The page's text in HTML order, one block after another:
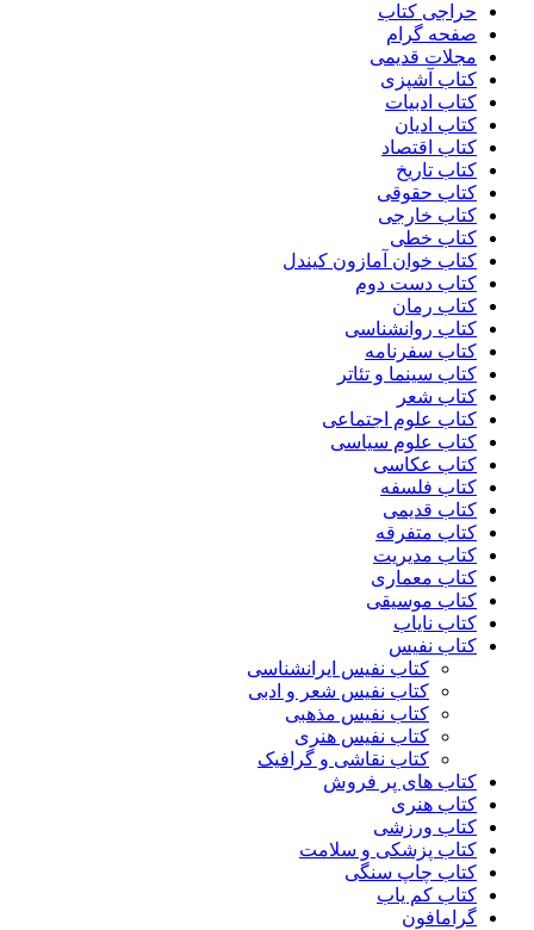
حراجی کتاب
صفحه گرام
مجلات قدیمی
کتاب آشپزی
کتاب ادبیات
کتاب ادیان
کتاب اقتصاد
کتاب تاریخ
کتاب حقوقی
کتاب خارجی
کتاب خطی
کتاب خوان آمازون کیندل
کتاب دست دوم
کتاب رمان
کتاب روانشناسی
کتاب سفرنامه
کتاب سینما و تئاتر
کتاب شعر
کتاب علوم اجتماعی
کتاب علوم سیاسی
کتاب عکاسی
کتاب فلسفه
کتاب قدیمی
کتاب متفرقه
کتاب مدیریت
کتاب معماری
کتاب موسیقی
کتاب نایاب
کتاب نفیس
کتاب نفیس ایرانشناسی
کتاب نفیس شعر و ادبی
کتاب نفیس مذهبی
کتاب نفیس هنری
کتاب نقاشی و گرافیک
کتاب های پر فروش
کتاب هنری
کتاب ورزشی
کتاب پزشکی و سلامت
کتاب چاپ سنگی
کتاب کم یاب
گرامافون